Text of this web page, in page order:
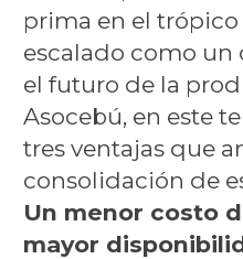
prima en el
escalado como
el futuro de la
Asocebú, en este
tres ventajas que
consolidación de
Un menor costo
mayor